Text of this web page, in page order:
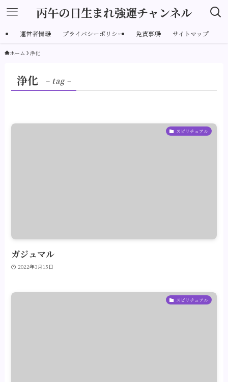
丙午の日生まれ強運チャンネル
運営者情報 プライバシーポリシー 免責事項 サイトマップ
ホーム 浄化
浄化 – tag –
スピリチュアル
ガジュマル
2022年3月15日
スピリチュアル